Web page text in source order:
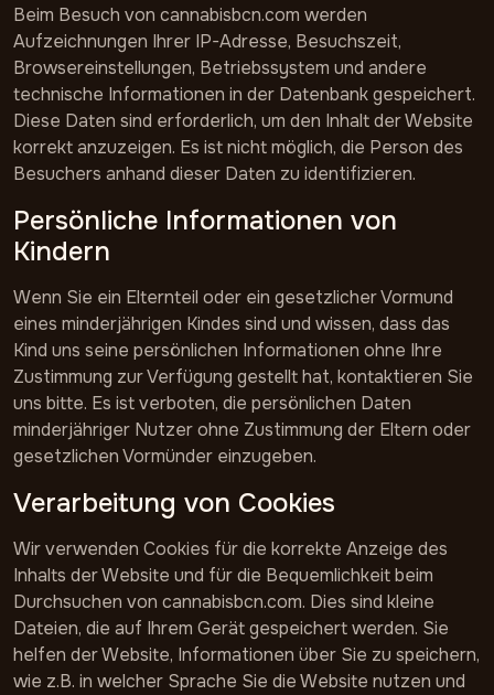
Beim Besuch von cannabisbcn.com werden
Aufzeichnungen Ihrer IP-Adresse, Besuchszeit,
Browsereinstellungen, Betriebssystem und andere
technische Informationen in der Datenbank gespeichert.
Diese Daten sind erforderlich, um den Inhalt der Website
korrekt anzuzeigen. Es ist nicht möglich, die Person des
Besuchers anhand dieser Daten zu identifizieren.
Persönliche Informationen von
Kindern
Wenn Sie ein Elternteil oder ein gesetzlicher Vormund
eines minderjährigen Kindes sind und wissen, dass das
Kind uns seine persönlichen Informationen ohne Ihre
Zustimmung zur Verfügung gestellt hat, kontaktieren Sie
uns bitte. Es ist verboten, die persönlichen Daten
minderjähriger Nutzer ohne Zustimmung der Eltern oder
gesetzlichen Vormünder einzugeben.
Verarbeitung von Cookies
Wir verwenden Cookies für die korrekte Anzeige des
Inhalts der Website und für die Bequemlichkeit beim
Durchsuchen von cannabisbcn.com. Dies sind kleine
Dateien, die auf Ihrem Gerät gespeichert werden. Sie
helfen der Website, Informationen über Sie zu speichern,
wie z.B. in welcher Sprache Sie die Website nutzen und